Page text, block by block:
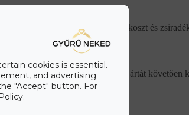
részeiről is eltávolítjuk a koszt és
10 éven belül. A garancia lejártát követően
cookies is essential.
and advertising
"Accept" button. For